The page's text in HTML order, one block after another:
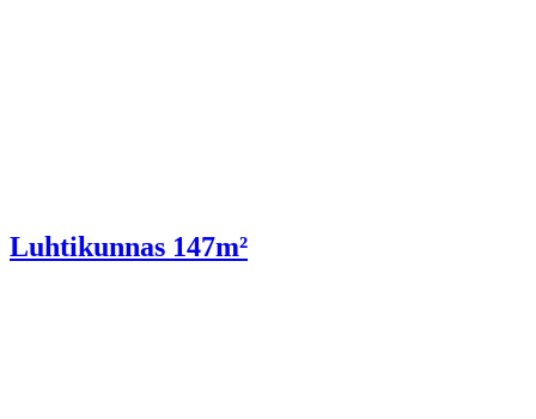
Luhtikunnas 147m²